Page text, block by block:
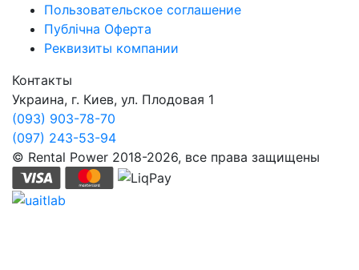
Пользовательское соглашение
Публічна Оферта
Реквизиты компании
Контакты
Украина, г. Киев, ул. Плодовая 1
(093) 903-78-70
(097) 243-53-94
© Rental Power 2018-2026, все права защищены